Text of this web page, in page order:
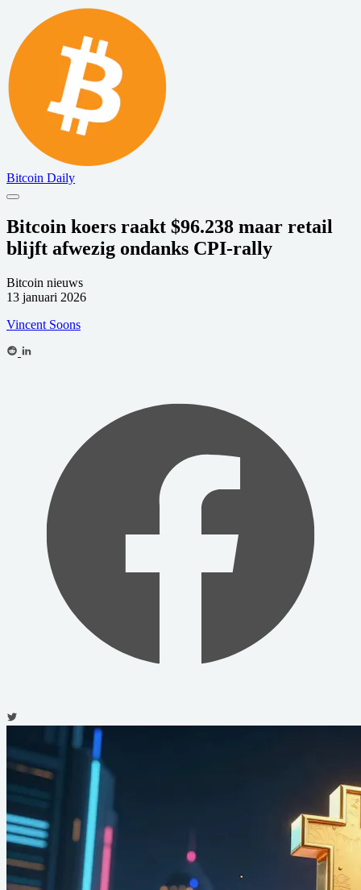
Bitcoin Daily
Bitcoin koers raakt $96.238 maar retail
blijft afwezig ondanks CPI-rally
Bitcoin nieuws
13 januari 2026
Vincent Soons